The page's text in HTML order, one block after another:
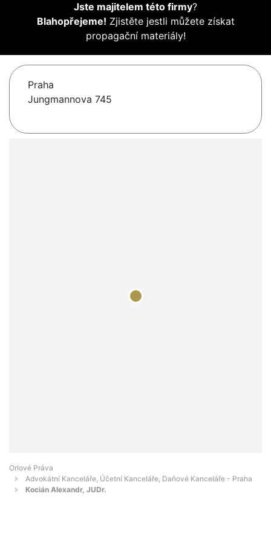
Jste majitelem této firmy?
Blahopřejeme! Zjistěte jestli můžete získat
propagační materiály!
Praha
Jungmannova 745
Orlové Práva
Advokátní Kanceláře, Účetní Kanceláře, Daňové Kanceláře - Praha
Kocián Alexandr, JUDr.